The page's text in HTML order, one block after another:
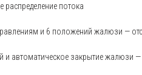
потока
и 6 положений жалюзи —
и автоматическое закрытие жалюзи